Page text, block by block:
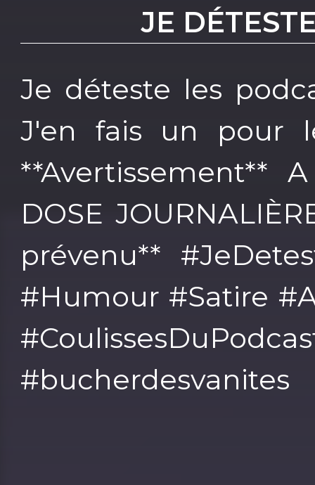
JE
Je déteste les
J'en fais un pour
**Avertissement**
DOSE
prévenu**
#Humour #Satire
#bucherdesvanites